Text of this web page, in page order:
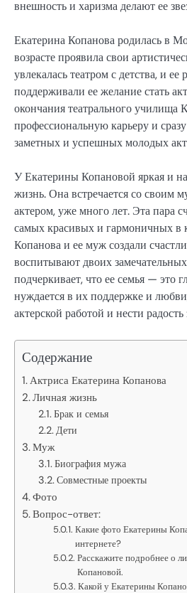
внешность и харизма делают ее
Екатерина Копанова родилась в
возрасте проявила свои
увлекалась театром с детства, и ее
поддерживали ее желание стать
окончания театрального училища
профессиональную карьеру и
заметных и успешных молодых
У Екатерины Копановой яркая и
жизнь. Она встречается со своим
актером, уже много лет. Эта пара
самых красивых и гармоничных в
Копанова и ее муж создали
воспитывают двоих
подчеркивает, что ее семья — это
нуждается в их поддержке и
актерской работой и нести радость
Содержание
Актриса Екатерина Копанова
Личная жизнь
Брак и семья
Дети
Муж
Биография мужа
Совместные проекты
Фото
Вопрос-ответ:
Какие фото Екатерины
интернете?
Расскажите подробнее о
Копановой.
Какой у Екатерины